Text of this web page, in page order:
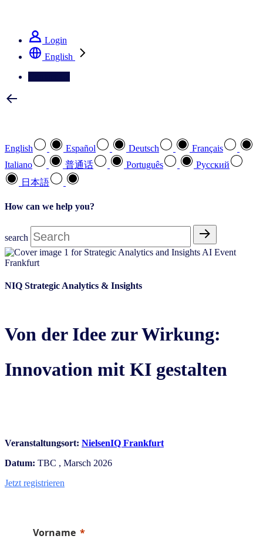
Login
English
English Español Deutsch
Français
Italiano
普通话 Português
Pусский
日本語
How can we help you?
search
NIQ Strategic Analytics & Insights
Von der Idee zur Wirkung:
Innovation mit KI gestalten
Veranstaltungsort: NielsenIQ Frankfurt
Datum: TBC , Marsch 2026
Jetzt registrieren